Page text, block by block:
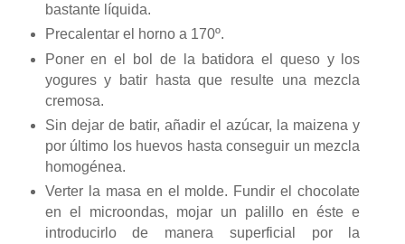
bastante líquida.
Precalentar el horno a 170º.
Poner en el bol de la batidora el queso y los
yogures y batir hasta que resulte una mezcla
cremosa.
Sin dejar de batir, añadir el azúcar, la maizena y
por último los huevos hasta conseguir un mezcla
homogénea.
Verter la masa en el molde. Fundir el chocolate
en el microondas, mojar un palillo en éste e
introducirlo de manera superficial por la